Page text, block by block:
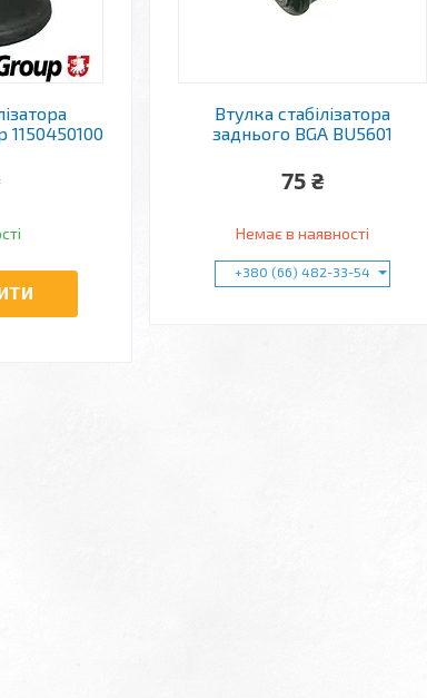
1150450100
Втулка стабілізатора
заднього BGA BU5601
75 ₴
Немає в наявності
+380 (66) 482-33-54